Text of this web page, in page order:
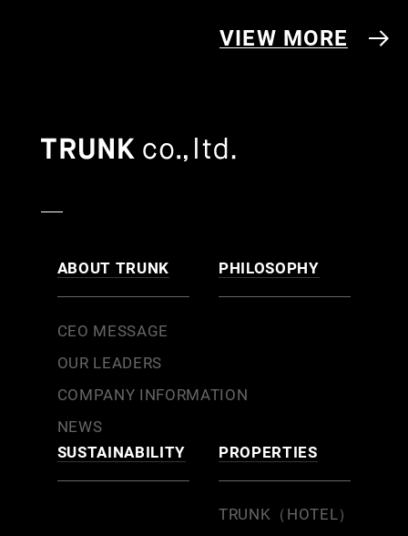
VIEW MORE
ABOUT TRUNK
CEO MESSAGE
OUR LEADERS
COMPANY INFORMATION
NEWS
PHILOSOPHY
SUSTAINABILITY PROPERTIES
TRUNK（HOTEL）